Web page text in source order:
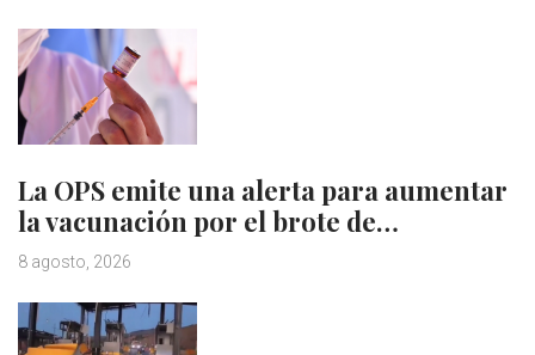
La OPS emite una alerta para aumentar
la vacunación por el brote de…
8 agosto, 2026